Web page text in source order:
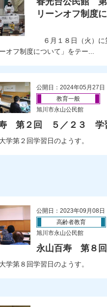
リーンオフ制度
６月１８日（火）に
オフ制度について」をテー...
公開日：2024年05月27日
教育一般
旭川市永山公民館
第２回 ５／２３ 学
学第２回学習日のようす。
公開日：2023年09月08日
高齢者教育
旭川市永山公民館
永山百寿 第８
学第８回学習日のようす。